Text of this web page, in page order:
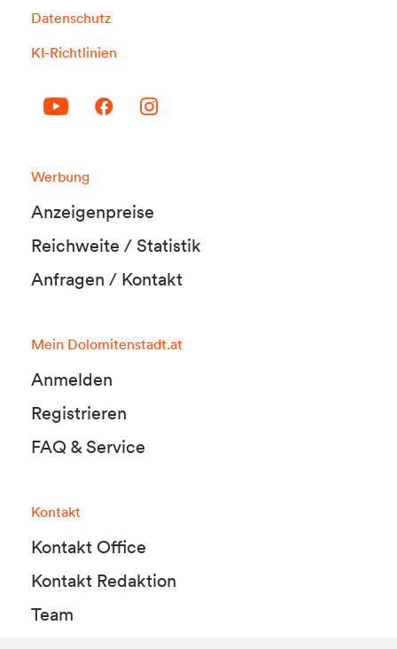
Datenschutz
KI-Richtlinien
Werbung
Anzeigenpreise
Reichweite / Statistik
Anfragen / Kontakt
Mein Dolomitenstadt.at
Anmelden
Registrieren
FAQ & Service
Kontakt
Kontakt Office
Kontakt Redaktion
Team